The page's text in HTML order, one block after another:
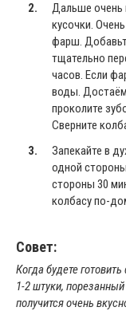
Дальше очень
кусочки.
фарш.
тщательно
часов. Если
воды.
проколите
Сверните
Запекайте в
одной
стороны 30
колбасу по-
Совет:
Когда будете
1-2 штуки,
получится очень